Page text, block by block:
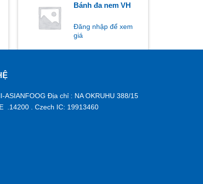
Bánh đa nem VH
Đăng nhập để xem
giá
ASIANFOOG Địa chỉ : NA OKRUHU 388/15
.14200 . Czech IC: 19913460